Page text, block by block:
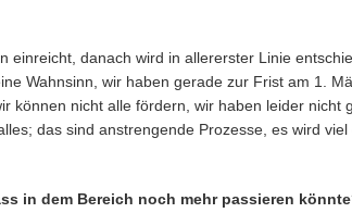
danach wird in allererster Linie
Wahnsinn, wir haben gerade zur Frist am 1.
können nicht alle fördern, wir haben leider nicht
das sind anstrengende Prozesse, es wird
in dem Bereich noch mehr passieren